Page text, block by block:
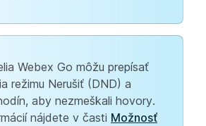
Webex Go môžu prepísať
režimu Nerušiť (DND) a
aby nezmeškali hovory.
nájdete v časti Možnosť